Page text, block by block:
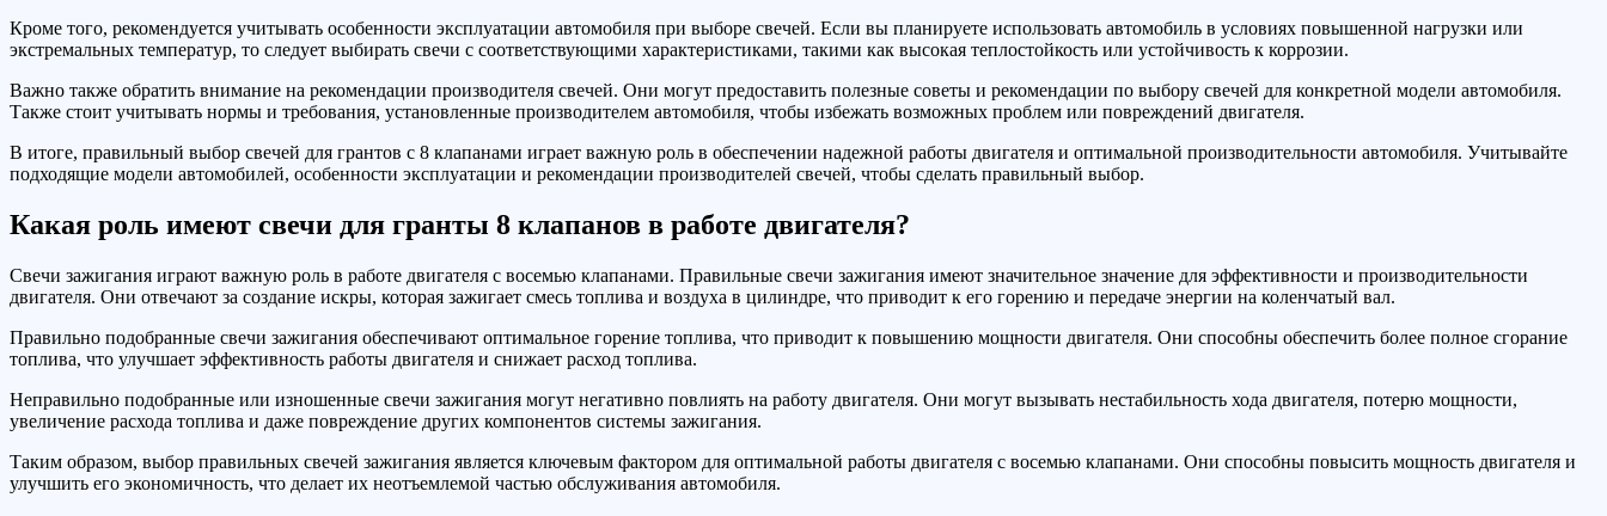
Кроме того, рекомендуется учитывать особенности эксплуатации автомобиля при выборе свечей. Если вы планируете использовать автомобиль в условиях повышенной нагрузки или
экстремальных температур, то следует выбирать свечи с соответствующими характеристиками, такими как высокая теплостойкость или устойчивость к коррозии.
Важно также обратить внимание на рекомендации производителя свечей. Они могут предоставить полезные советы и рекомендации по выбору свечей для конкретной модели автомобиля.
Также стоит учитывать нормы и требования, установленные производителем автомобиля, чтобы избежать возможных проблем или повреждений двигателя.
В итоге, правильный выбор свечей для грантов с 8 клапанами играет важную роль в обеспечении надежной работы двигателя и оптимальной производительности автомобиля. Учитывайте
подходящие модели автомобилей, особенности эксплуатации и рекомендации производителей свечей, чтобы сделать правильный выбор.
Какая роль имеют свечи для гранты 8 клапанов в работе двигателя?
Свечи зажигания играют важную роль в работе двигателя с восемью клапанами. Правильные свечи зажигания имеют значительное значение для эффективности и производительности
двигателя. Они отвечают за создание искры, которая зажигает смесь топлива и воздуха в цилиндре, что приводит к его горению и передаче энергии на коленчатый вал.
Правильно подобранные свечи зажигания обеспечивают оптимальное горение топлива, что приводит к повышению мощности двигателя. Они способны обеспечить более полное сгорание
топлива, что улучшает эффективность работы двигателя и снижает расход топлива.
Неправильно подобранные или изношенные свечи зажигания могут негативно повлиять на работу двигателя. Они могут вызывать нестабильность хода двигателя, потерю мощности,
увеличение расхода топлива и даже повреждение других компонентов системы зажигания.
Таким образом, выбор правильных свечей зажигания является ключевым фактором для оптимальной работы двигателя с восемью клапанами. Они способны повысить мощность двигателя и
улучшить его экономичность, что делает их неотъемлемой частью обслуживания автомобиля.